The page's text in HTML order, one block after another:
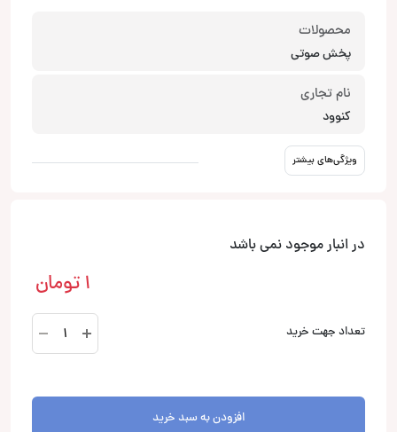
محصولات
پخش صوتی
نام تجاری
کنوود
ویژگی‌های بیشتر
در انبار موجود نمی باشد
1 تومان
تعداد جهت خرید
KDC-
300UVM
افزودن به سبد خرید